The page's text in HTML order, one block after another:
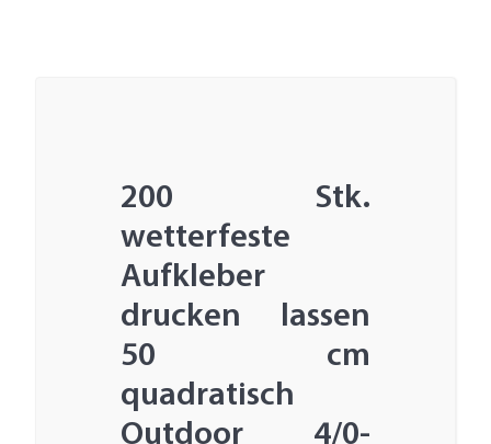
200 Stk.
wetterfeste
Aufkleber
drucken lassen
50 cm
quadratisch
Outdoor 4/0-